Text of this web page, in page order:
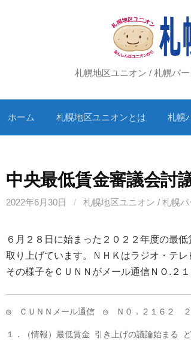
札幌地区ユニオン / 札幌パ
ホーム 札幌地区ユニオンとは 札幌
中央最低賃金審議会討
2022年6月30日 / 札幌地区ユニオン / 札幌
６月２８日に始まった２０２２年度の最
取り上げています。ＮＨＫはラジオ・テ
その様子をＣＵＮＮがメール通信ＮＯ.２
◎　ＣＵＮＮメール通信　◎　Ｎ０．２１６２　
１．（情報）最低賃金 引き上げの議論始まる